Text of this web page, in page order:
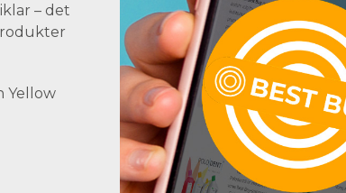
– det
Yellow